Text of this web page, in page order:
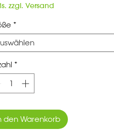
zzgl. Versand
*
*
den Warenkorb